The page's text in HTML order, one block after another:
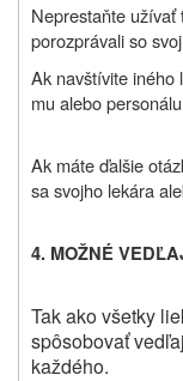
Neprestaňte užívať
porozprávali so
Ak navštívite iného
mu alebo
Ak máte ďalšie
sa svojho lekára
4. MOŽNÉ
Tak ako všetky
spôsobovať
každého.